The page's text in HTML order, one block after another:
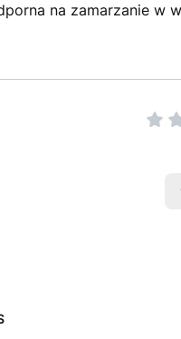
na zamarzanie w
w stopce